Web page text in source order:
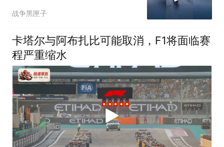
上去瞬间被粘住
战争黑匣子
卡塔尔与阿布扎比可能取消，F1将面临赛
程严重缩水